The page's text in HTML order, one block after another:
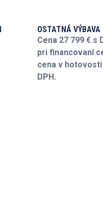
OSTATNÁ VÝBAVA
Cena 27 799 € s
pri financovaní
cena v hotovosti
DPH.